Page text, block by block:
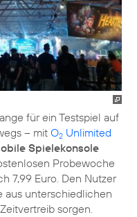
für ein Testspiel auf
– mit O2 Unlimited
Spielekonsole
Probewoche
7,99 Euro. Den Nutzer
aus unterschiedlichen
sorgen.